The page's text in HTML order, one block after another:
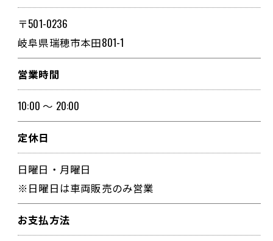
〒501-0236
岐阜県瑞穂市本田801-1
営業時間
10:00 ～ 20:00
定休日
日曜日・月曜日
※日曜日は車両販売のみ営業
お支払方法